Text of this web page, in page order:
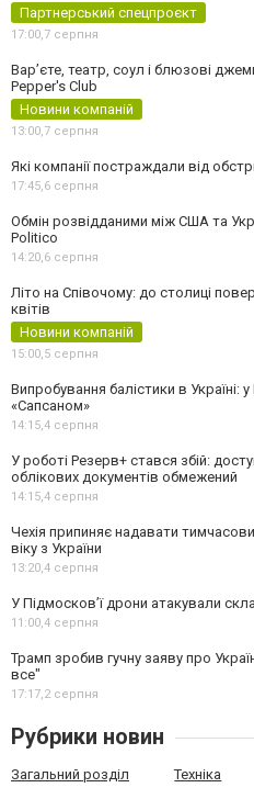
Партнерський спецпроєкт
17:00,7 серпня
Вар’єте, театр, соул і блюзові
Pepper's Club
Новини компаній
13:00,7 серпня
Які компанії постраждали від
17:45,6 серпня
Обмін розвідданими між США та
Politico
14:20,6 серпня
Літо на Співочому: до столиці
квітів
Новини компаній
15:00,5 серпня
Випробування балістики в Україні:
«Сапсаном»
14:15,4 серпня
У роботі Резерв+ стався збій:
облікових документів обмежений
14:15,4 серпня
Чехія припиняє надавати
віку з України
13:20,4 серпня
У Підмосков’ї дрони атакували
11:00,4 серпня
Трамп зробив гучну заяву про
все"
17:17,2 серпня
Рубрики новин
Загальний розділ Техніка